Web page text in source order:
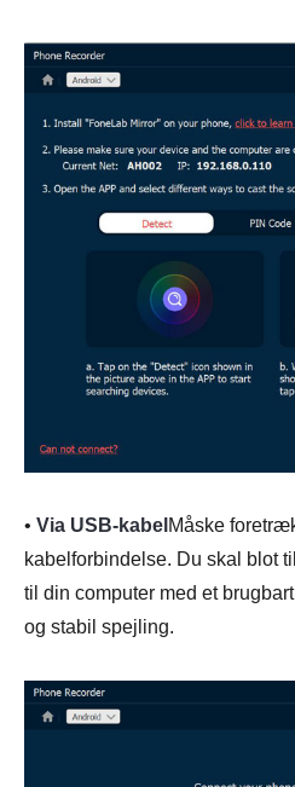
• Via USB-kabel Måske
kabelforbindelse. Du skal blot
til din computer med et
og stabil spejling.